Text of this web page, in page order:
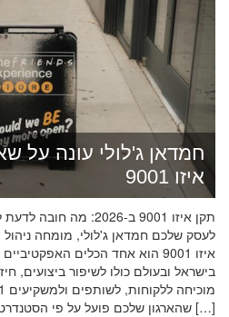
חמדאן ג'לולי עונה על
איזו 9001
תקן איזו 9001 ב-2026:
לעסק שלכם חמדאן ג'לולי, מומחה ניהול
איזו 9001 הוא אחד הכלים
בישראל ובעולם כולו לשיפור ביצועים,
שהארגון שלכם פועל על פי הסטנדרטים […]